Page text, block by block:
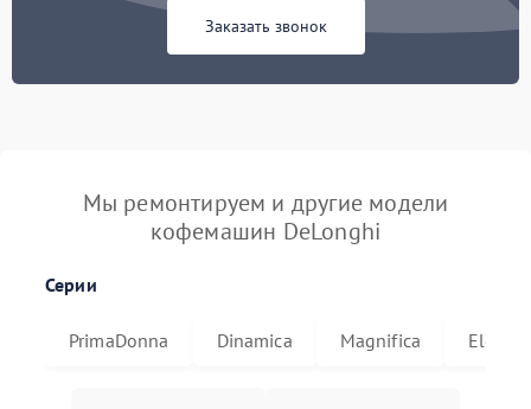
Заказать звонок
Мы ремонтируем и другие модели
кофемашин DeLonghi
Серии
PrimaDonna Dinamica Magnifica Eletta